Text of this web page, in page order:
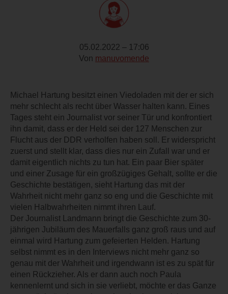
05.02.2022 – 17:06
Von manuvomende
Michael Hartung besitzt einen Viedoladen mit der er sich
mehr schlecht als recht über Wasser halten kann. Eines
Tages steht ein Journalist vor seiner Tür und konfrontiert
ihn damit, dass er der Held sei der 127 Menschen zur
Flucht aus der DDR verholfen haben soll. Er widerspricht
zuerst und stellt klar, dass dies nur ein Zufall war und er
damit eigentlich nichts zu tun hat. Ein paar Bier später
und einer Zusage für ein großzügiges Gehalt, sollte er die
Geschichte bestätigen, sieht Hartung das mit der
Wahrheit nicht mehr ganz so eng und die Geschichte mit
vielen Halbwahrheiten nimmt ihren Lauf.
Der Journalist Landmann bringt die Geschichte zum 30-
jährigen Jubiläum des Mauerfalls ganz groß raus und auf
einmal wird Hartung zum gefeierten Helden. Hartung
selbst nimmt es in den Interviews nicht mehr ganz so
genau mit der Wahrheit und irgendwann ist es zu spät für
einen Rückzieher. Als er dann auch noch Paula
kennenlernt und sich in sie verliebt, möchte er das Ganze